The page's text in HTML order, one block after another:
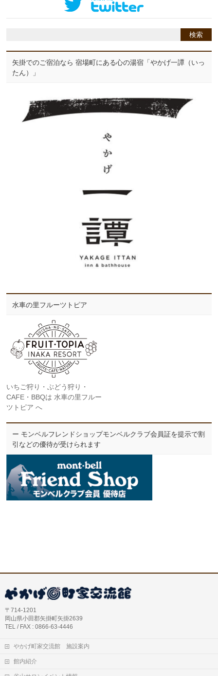
矢掛でのご宿泊なら 宿場町にある心の湯宿「やかげ一譚（いっ
たん）」
水車の里フルーツトピア
いちご狩り・ぶどう狩り・
CAFE・BBQは 水車の里フルー
ツトピア へ
ー モンベルフレンドショップモンベルクラブ会員証を提示で割
引などの優待が受けられます
〒714-1201
岡山県小田郡矢掛町矢掛2639
TEL / FAX : 0866-63-4446
やかげ町家交流館 施設案内
館内紹介